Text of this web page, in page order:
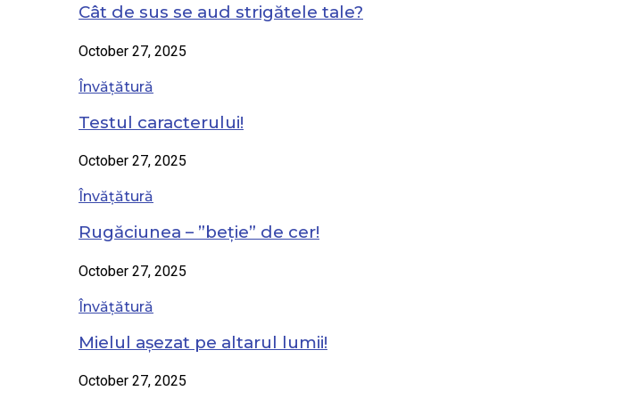
Cât de sus se aud strigătele tale?
October 27, 2025
Învățătură
Testul caracterului!
October 27, 2025
Învățătură
Rugăciunea – ”beție” de cer!
October 27, 2025
Învățătură
Mielul așezat pe altarul lumii!
October 27, 2025